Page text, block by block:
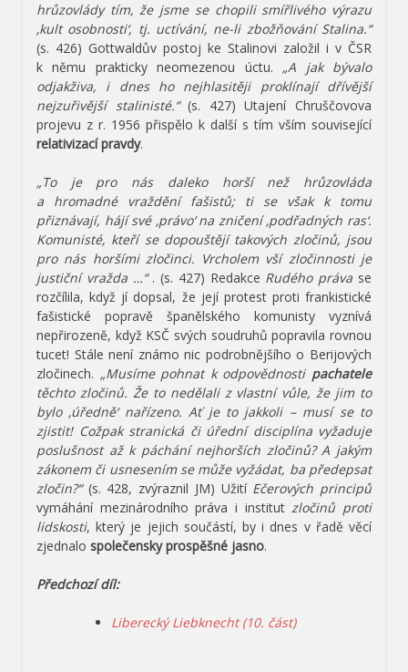
hrůzovlády tím, že jsme se chopili smířlivého výrazu
‚kult osobnosti‘, tj. uctívání, ne-li zbožňování Stalina.“
(s. 426) Gottwaldův postoj ke Stalinovi založil i v ČSR
k němu prakticky neomezenou úctu. „A jak bývalo
odjakživa, i dnes ho nejhlasitěji proklínají dřívější
nejzuřivější stalinisté.“(s. 427) Utajení Chruščovova
projevu z r. 1956 přispělo k další s tím vším související
relativizací pravdy.
„To je pro nás daleko horší než hrůzovláda
a hromadné vraždění fašistů; ti se však k tomu
přiznávají, hájí své ‚právo‘ na zničení ‚podřadných ras‘.
Komunisté, kteří se dopouštějí takových zločinů, jsou
pro nás horšími zločinci. Vrcholem vší zločinnosti je
justiční vražda …“ . (s. 427) Redakce Rudého práva se
rozčílila, když jí dopsal, že její protest proti frankistické
fašistické popravě španělského komunisty vyznívá
nepřirozeně, když KSČ svých soudruhů popravila rovnou
tucet! Stále není známo nic podrobnějšího o Berijových
zločinech. „Musíme pohnat k odpovědnosti pachatele
těchto zločinů. Že to nedělali z vlastní vůle, že jim to
bylo ‚úředně‘ nařízeno. Ať je to jakkoli – musí se to
zjistit! Cožpak stranická či úřední disciplína vyžaduje
poslušnost až k páchání nejhorších zločinů? A jakým
zákonem či usnesením se může vyžádat, ba předepsat
zločin?“ (s. 428, zvýraznil JM) Užití Ečerových principů
vymáhání mezinárodního práva i institutzločinů proti
lidskosti, který je jejich součástí, by i dnes v řadě věcí
zjednalo společensky prospěšné jasno.
Předchozí díl:
Liberecký Liebknecht (10. část)